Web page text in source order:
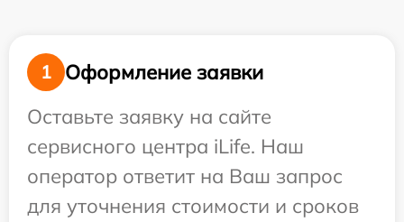
1
Оформление заявки
Оставьте заявку на сайте
сервисного центра iLife. Наш
оператор ответит на Ваш запрос
для уточнения стоимости и сроков